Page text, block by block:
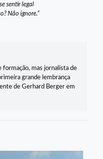
sentir legal
Não ignore.”
formação, mas jornalista de
grande lembrança
de Gerhard Berger em